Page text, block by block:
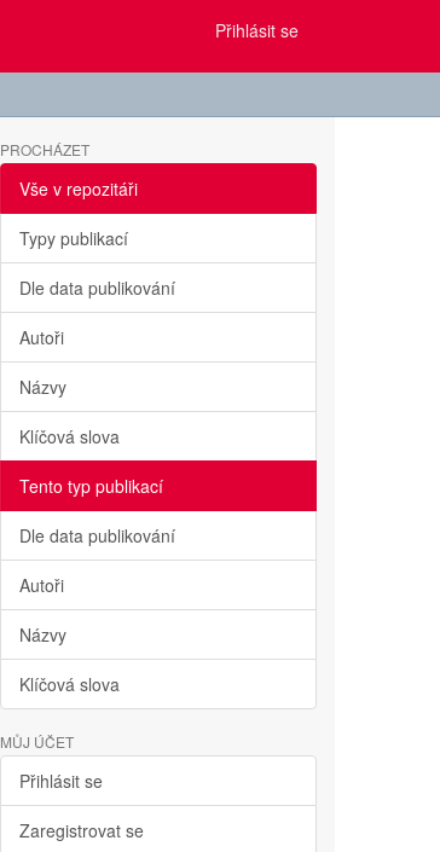
Přihlásit se
PROCHÁZET
Vše v repozitáři
Typy publikací
Dle data publikování
Autoři
Názvy
Klíčová slova
Tento typ publikací
Dle data publikování
Autoři
Názvy
Klíčová slova
MŮJ ÚČET
Přihlásit se
Zaregistrovat se